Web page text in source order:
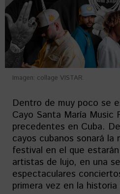
Imagen: collage VISTAR.
Dentro de muy poco se
Cayo Santa María Music
precedentes en Cuba.
cayos cubanos sonará la
festival en el que
artistas de lujo, en una
espectaculares
primera vez en la historia